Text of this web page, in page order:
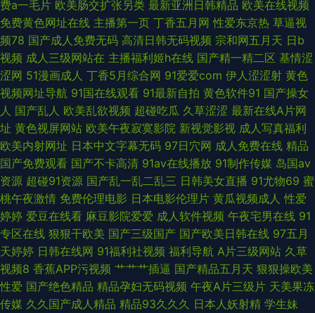
产 最新AV四虎 国产第11页 亚洲衣衣在线视频精品 国产91AV在线播放 香蕉
久久不能 成人又粗又大国产 1024色图 九一豆花网站 91豆花永久网站在线观
看 蜜桃成人视频 91免费在线破视频 黄色频在线 变态另类av 四虎国产精品色
色av 海角豆花网站 91欧美性交动图 欧美专区第一页 99大香蕉 色色热999
wwwav天堂种子 深爱激情综合网91 www91熟女 午夜精品人妻第一页 久久
五月天 91自产精品国 日韩欧美 俺去啦俺去啦最新官网 尤物强操 国产图片23
区 91自慰喷水 日韩欧美A视频 丁香五月色色婷 99在线资源站 午夜男女很黄
的视频 国产欧美一区视频 91大神h在线免费 内射丰满 91伊人久热精品午夜
日韩私拍AV 阿V不卡 亚洲欧洲别类日本 国产婷婷操逼视频 91海角视频 男人
费a一毛片 欧美肠交扩张另类 最新亚洲日韩精品 欧美在线视频
免费黄色网址在线 主播第一页 丁香五月网 性爱东京热 草逼视
频78 国产成人免费无码 高清日韩无码视频 宗和网五月天 日b
视频 成人三级网站在 主播福利姬h在线 国产精一精二区 基情涩
涩网 51漫画成人 丁香5月综合网 91爱爱com 伊人涩涩射 黄色
视频网址导航 91国在线观看 91最新自拍 黄色软件91 国产操女
人 国产乱人 欧美乱欲视频 超碰吃瓜 久草涩涩 最新在线A片网
址 黄色视屏网站 欧美午夜寂寞影院 新视觉影视 成人写真福利
欧美内射网址 日本中文字幕无码 97日穴网 成人免费在线 精品
国产免费观看 国产不卡高清 91av在线播放 91制作传媒 岛国av
资源 超碰91资源 国产乱一乱二乱三 日韩美女直播 91尤物69 蜜
桃午夜激情 免费伦理电影 日本电影伦理片 黄瓜视频成人 性爱
婷婷 爱豆在线看 麻豆影院爱爱 成人软件视频 午夜宅男在线 91
专区在线 狠狠干欧美 国产三级国产 国产欧美日韩在线 97五月
天婷婷 日韩在线网 91福利社视频 福利导航 A片三级网站 久草
视频8 香蕉APP污视频 艹艹艹插逼 国产精品五月天 狠狠操欧美
性爱 国产绝色精品 精品孕妇无码视频 午夜A片三级片 天美果冻
传媒 久久国产成人精品 精品93久久久 日本人妖射精 学生妹